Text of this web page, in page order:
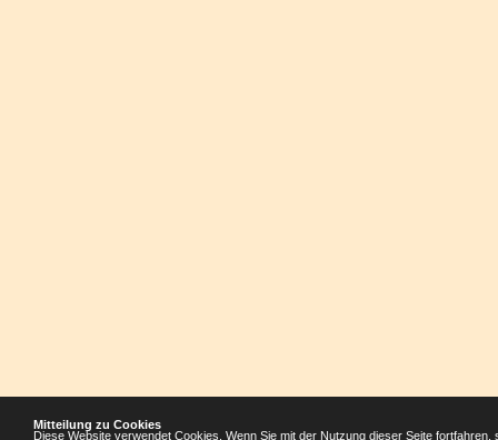
Mitteilung zu Cookies
Diese Website verwendet Cookies. Wenn Sie mit der Nutzung dieser Seite